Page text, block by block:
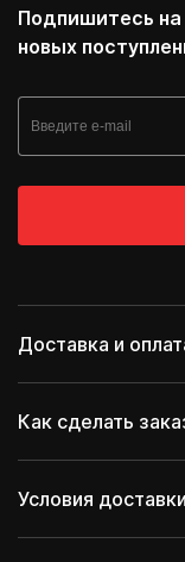
Подпишитесь на
новых
Доставка и
Как сделать
Условия доставки